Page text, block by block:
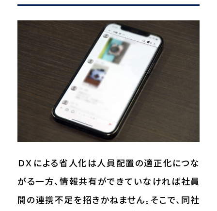
ＤＸによる省人化は人員配置の適正化につな
がる一方、情報共有ができていなければ社員
間の連携不足を招きかねません。そこで、同社